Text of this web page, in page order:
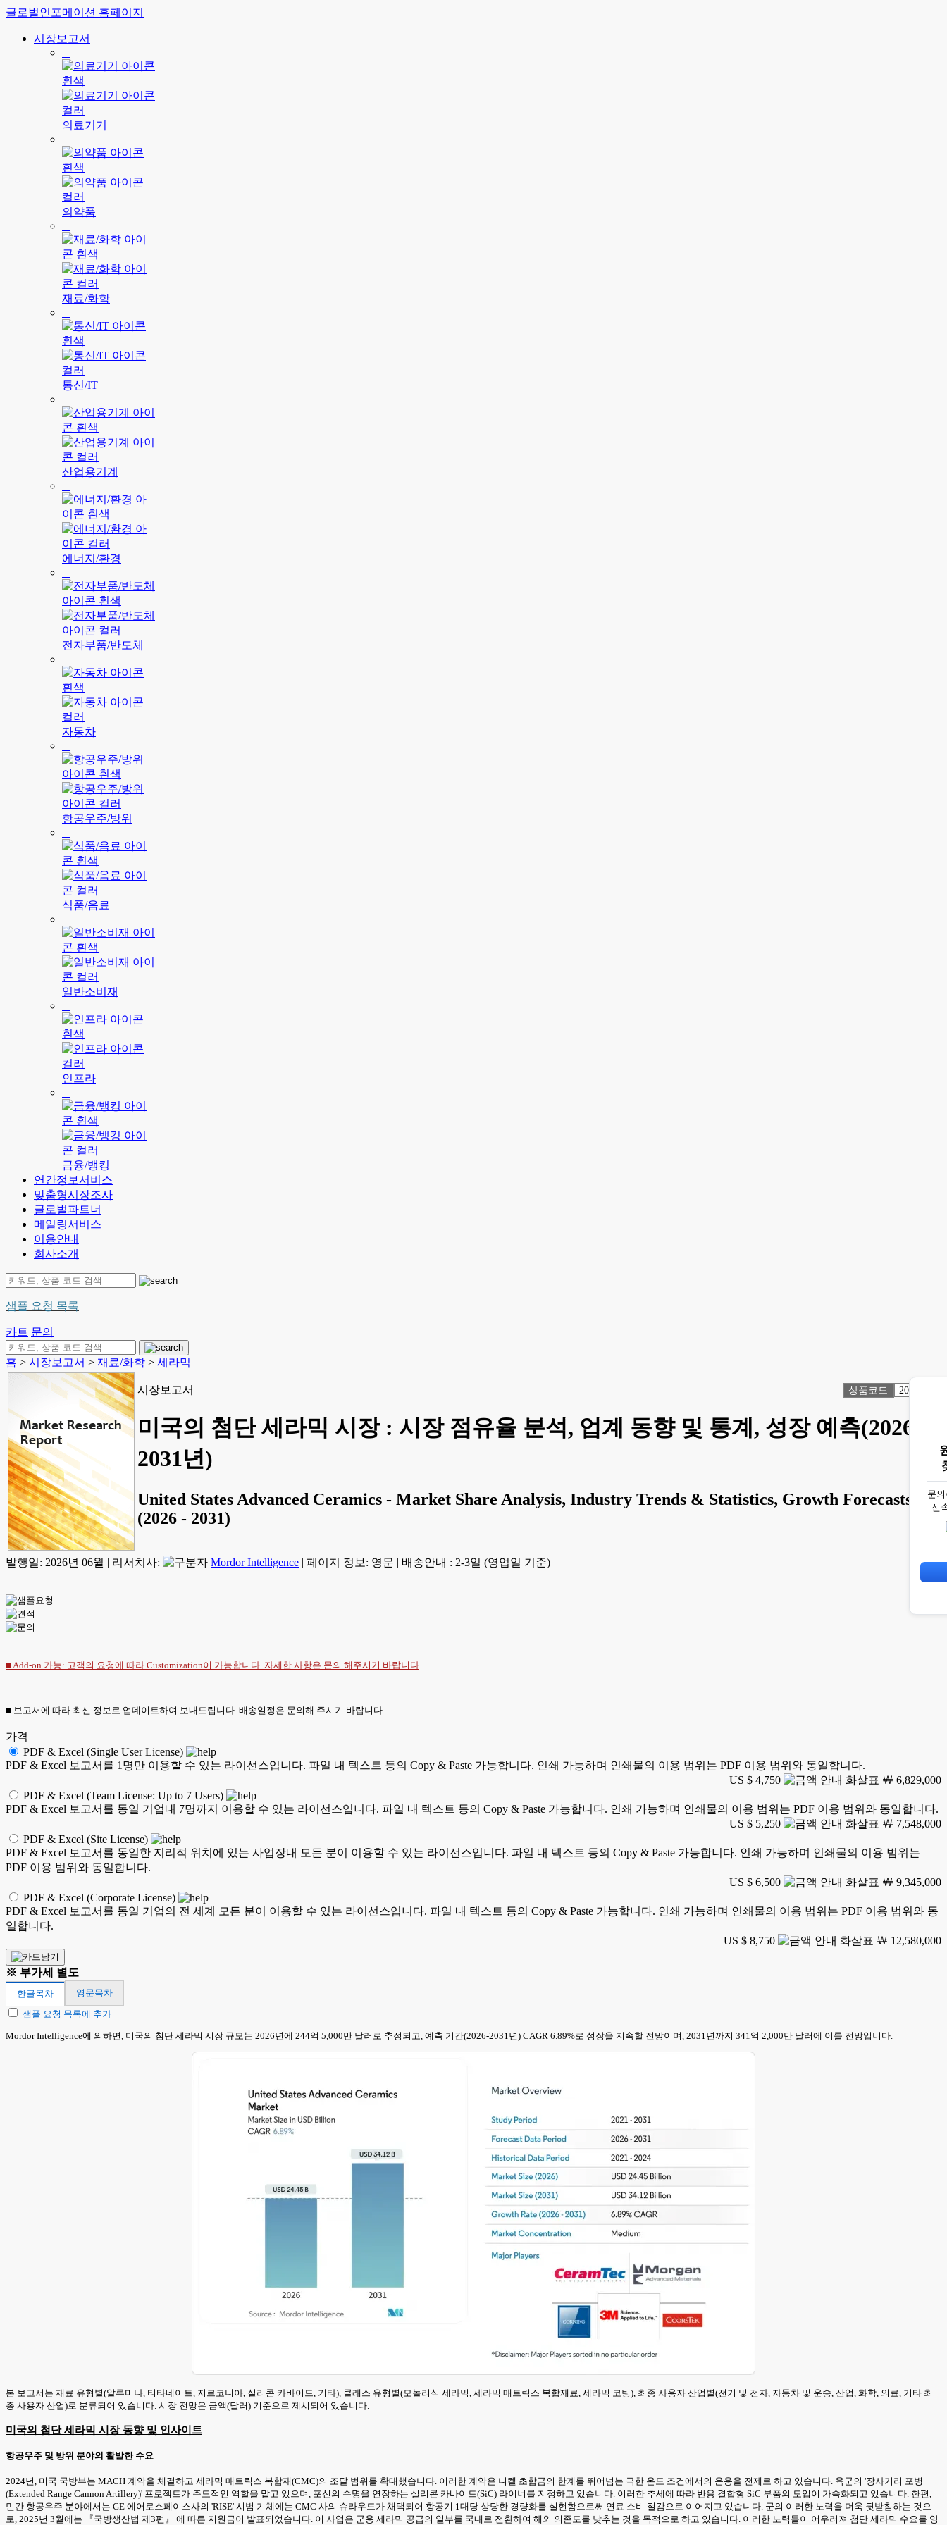
글로벌인포메이션 홈페이지
시장보고서
의료기기
의약품
재료/화학
통신/IT
산업용기계
에너지/환경
전자부품/반도체
자동차
항공우주/방위
식품/음료
일반소비재
인프라
금융/뱅킹
연간정보서비스
맞춤형시장조사
글로벌파트너
메일링서비스
이용안내
회사소개
샘플 요청 목록
카트 문의
홈 > 시장보고서 > 재료/화학 > 세라믹
시장보고서 상품코드 2072638
미국의 첨단 세라믹 시장 : 시장 점유율 분석, 업계 동향 및 통계, 성장 예측(2026-
2031년)
United States Advanced Ceramics - Market Share Analysis, Industry Trends & Statistics, Growth Forecasts
(2026 - 2031)
발행일: 2026년 06월 | 리서치사: Mordor Intelligence | 페이지 정보: 영문 | 배송안내 : 2-3일 (영업일 기준)
■ Add-on 가능: 고객의 요청에 따라 Customization이 가능합니다. 자세한 사항은 문의 해주시기 바랍니다
■ 보고서에 따라 최신 정보로 업데이트하여 보내드립니다. 배송일정은 문의해 주시기 바랍니다.
가격
PDF & Excel (Single User License)
PDF & Excel 보고서를 1명만 이용할 수 있는 라이선스입니다. 파일 내 텍스트 등의 Copy & Paste 가능합니다. 인쇄 가능하며 인쇄물의 이용 범위는 PDF 이용 범위와 동일합니다.
US $ 4,750
￦ 6,829,000
PDF & Excel (Team License: Up to 7 Users)
PDF & Excel 보고서를 동일 기업내 7명까지 이용할 수 있는 라이선스입니다. 파일 내 텍스트 등의 Copy & Paste 가능합니다. 인쇄 가능하며 인쇄물의 이용 범위는 PDF 이용 범위와 동일합니다.
US $ 5,250
￦ 7,548,000
PDF & Excel (Site License)
PDF & Excel 보고서를 동일한 지리적 위치에 있는 사업장내 모든 분이 이용할 수 있는 라이선스입니다. 파일 내 텍스트 등의 Copy & Paste 가능합니다. 인쇄 가능하며 인쇄물의 이용 범위는
PDF 이용 범위와 동일합니다.
US $ 6,500
￦ 9,345,000
PDF & Excel (Corporate License)
PDF & Excel 보고서를 동일 기업의 전 세계 모든 분이 이용할 수 있는 라이선스입니다. 파일 내 텍스트 등의 Copy & Paste 가능합니다. 인쇄 가능하며 인쇄물의 이용 범위는 PDF 이용 범위와 동
일합니다.
US $ 8,750
￦ 12,580,000
※ 부가세 별도
한글목차
영문목차
샘플 요청 목록에 추가
Mordor Intelligence에 의하면, 미국의 첨단 세라믹 시장 규모는 2026년에 244억 5,000만 달러로 추정되고, 예측 기간(2026-2031년) CAGR 6.89%로 성장을 지속할 전망이며, 2031년까지 341억 2,000만 달러에 이를 전망입니다.
본 보고서는 재료 유형별(알루미나, 티타네이트, 지르코니아, 실리콘 카바이드, 기타), 클래스 유형별(모놀리식 세라믹, 세라믹 매트릭스 복합재료, 세라믹 코팅), 최종 사용자 산업별(전기 및 전자, 자동차 및 운송, 산업, 화학, 의료, 기타 최
종 사용자 산업)로 분류되어 있습니다. 시장 전망은 금액(달러) 기준으로 제시되어 있습니다.
미국의 첨단 세라믹 시장 동향 및 인사이트
항공우주 및 방위 분야의 활발한 수요
2024년, 미국 국방부는 MACH 계약을 체결하고 세라믹 매트릭스 복합재(CMC)의 조달 범위를 확대했습니다. 이러한 계약은 니켈 초합금의 한계를 뛰어넘는 극한 온도 조건에서의 운용을 전제로 하고 있습니다. 육군의 '장사거리 포병
(Extended Range Cannon Artillery)' 프로젝트가 주도적인 역할을 맡고 있으며, 포신의 수명을 연장하는 실리콘 카바이드(SiC) 라이너를 지정하고 있습니다. 이러한 추세에 따라 반응 결합형 SiC 부품의 도입이 가속화되고 있습니다. 한편,
민간 항공우주 분야에서는 GE 에어로스페이스사의 'RISE' 시범 기체에는 CMC 사의 슈라우드가 채택되어 항공기 1대당 상당한 경량화를 실현함으로써 연료 소비 절감으로 이어지고 있습니다. 군의 이러한 노력을 더욱 뒷받침하는 것으
로, 2025년 3월에는 『국방생산법 제3편』 에 따른 지원금이 발표되었습니다. 이 사업은 군용 세라믹 공급의 일부를 국내로 전환하여 해외 의존도를 낮추는 것을 목적으로 하고 있습니다. 이러한 노력들이 어우러져 첨단 세라믹 수요를 양
문
신